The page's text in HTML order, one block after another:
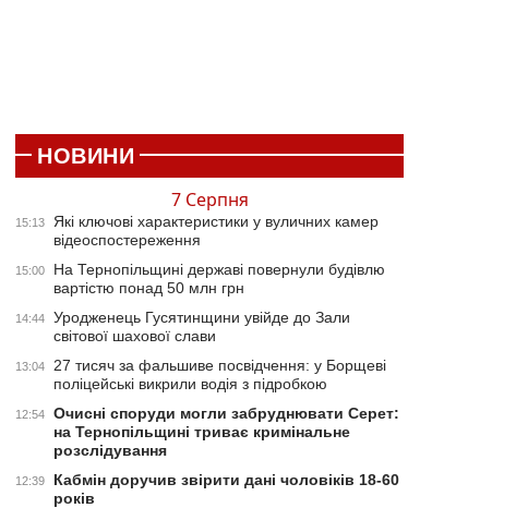
НОВИНИ
7 Серпня
15:13
Які ключові характеристики у вуличних камер
відеоспостереження
15:00
На Тернопільщині державі повернули будівлю
вартістю понад 50 млн грн
14:44
Уродженець Гусятинщини увійде до Зали
світової шахової слави
13:04
27 тисяч за фальшиве посвідчення: у Борщеві
поліцейські викрили водія з підробкою
12:54
Очисні споруди могли забруднювати Серет:
на Тернопільщині триває кримінальне
розслідування
12:39
Кабмін доручив звірити дані чоловіків 18-60
років